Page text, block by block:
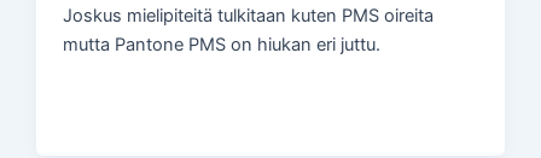
Joskus mielipiteitä tulkitaan kuten PMS oireita
mutta Pantone PMS on hiukan eri juttu.